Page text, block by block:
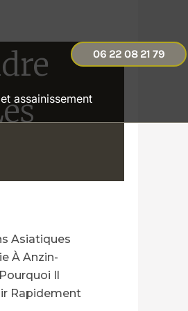
06 22 08 21 79
assainissement
Asiatiques
À Anzin-
Il
Rapidement